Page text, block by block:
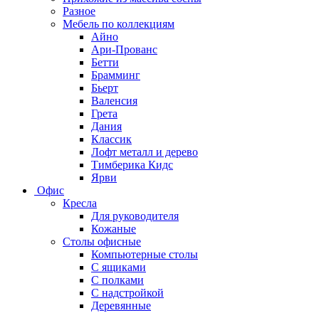
Разное
Мебель по коллекциям
Айно
Ари-Прованс
Бетти
Брамминг
Бьерт
Валенсия
Грета
Дания
Классик
Лофт металл и дерево
Тимберика Кидс
Ярви
Офис
Кресла
Для руководителя
Кожаные
Столы офисные
Компьютерные столы
С ящиками
С полками
С надстройкой
Деревянные